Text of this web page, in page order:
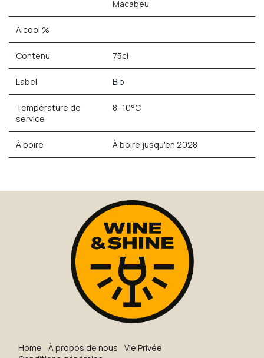
Macabeu
Alcool %
Contenu 75cl
Label Bio
Température de
service
8–10°C
À boire À boire jusqu'en 2028
H​o​me À propos de nous
Vie Privée